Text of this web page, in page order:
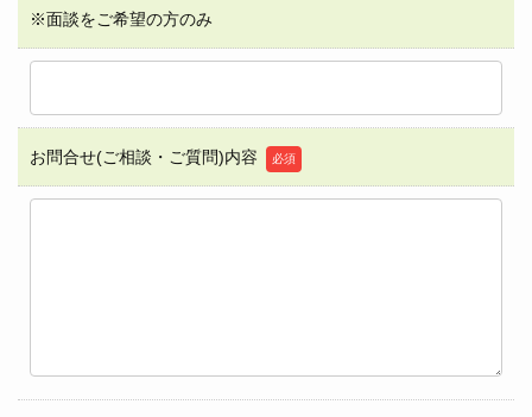
※面談をご希望の方のみ
お問合せ(ご相談・ご質問)内容 必須